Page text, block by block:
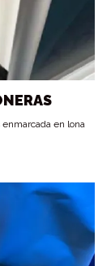
en lona